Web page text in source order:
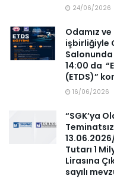
24/06/2026
Odamız
işbirliğiyle
14:00 da
(ETDS)”
16/06/2026
“SGK’ya
Tutarı 1
Lirasına
sayılı